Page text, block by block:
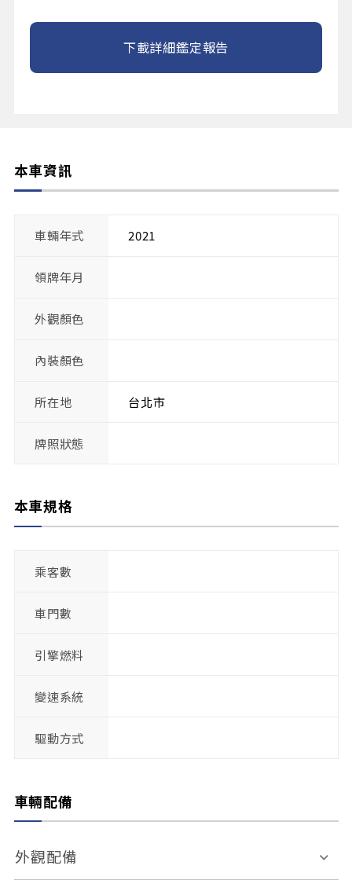
下載詳細鑑定報告
本車資訊
車輛年式 2021
領牌年月
外觀顏色
內裝顏色
所在地 台北市
牌照狀態
本車規格
乘客數
車門數
引擎燃料
變速系統
驅動方式
車輛配備
外觀配備